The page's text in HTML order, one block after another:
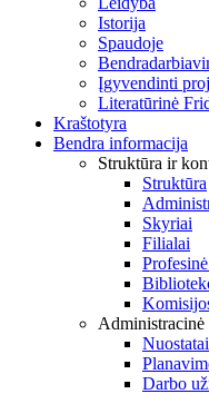
Istorija
Spaudoje
Įgyvendinti
Literatūrinė
Kraštotyra
Bendra informacija
Struktūra ir
Struktūra
Skyriai
Filialai
Nuostatai
Darbo